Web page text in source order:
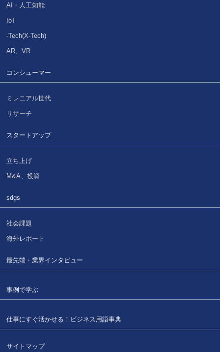
AI・人工知能
IoT
-Tech(X-Tech)
AR、VR
コンシューマー
ミレニアル世代
リサーチ
スタートアップ
立ち上げ
M&A、投資
sdgs
社会課題
海外レポート
最先端・業界インタビュー
事例で学ぶ
仕事にすぐ活かせる！ ビジネス用語事典
サイトマップ